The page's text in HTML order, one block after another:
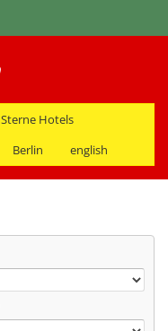
Hotels
Berlin english